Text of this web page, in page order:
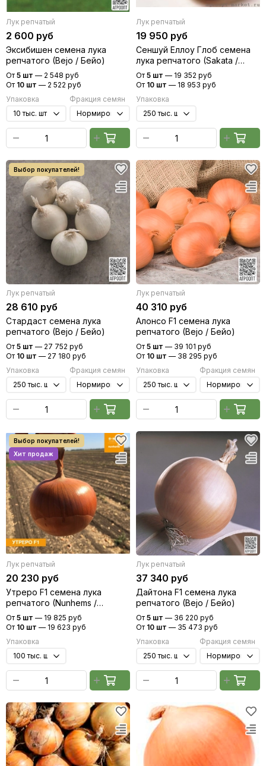
Редис
Редька
Салат
Свекла
Сельдерей
Спаржа
Томат
Тыква
Микрозелень - семена для проращивания
Фенхель
Лук репчатый
2 600 руб
Эксибишен семена лука
репчатого (Bejo / Бейо)
От 5 шт — 2 548 руб
От 10 шт — 2 522 руб
Упаковка
Фракция семян
Лук репчатый
19 950 руб
Сеншуй Еллоу Глоб семена
лука репчатого (Sakata /
Саката)
От 5 шт — 19 352 руб
От 10 шт — 18 953 руб
Упаковка
Лук репчатый
28 610 руб
Стардаст семена лука
репчатого (Bejo / Бейо)
От 5 шт — 27 752 руб
От 10 шт — 27 180 руб
Упаковка
Фракция семян
Лук репчатый
40 310 руб
Алонсо F1 семена лука
репчатого (Bejo / Бейо)
От 5 шт — 39 101 руб
От 10 шт — 38 295 руб
Упаковка
Фракция семян
Лук репчатый
20 230 руб
Утреро F1 семена лука
репчатого (Nunhems /
Нюнемс)
От 5 шт — 19 825 руб
От 10 шт — 19 623 руб
Упаковка
Лук репчатый
37 340 руб
Дайтона F1 семена лука
репчатого (Bejo / Бейо)
От 5 шт — 36 220 руб
От 10 шт — 35 473 руб
Упаковка
Фракция семян